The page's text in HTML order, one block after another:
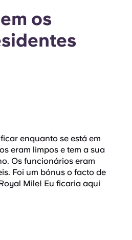
os
enquanto se está em
eram limpos e tem a sua
Os funcionários eram
Foi um bónus o facto de
Mile! Eu ficaria aqui